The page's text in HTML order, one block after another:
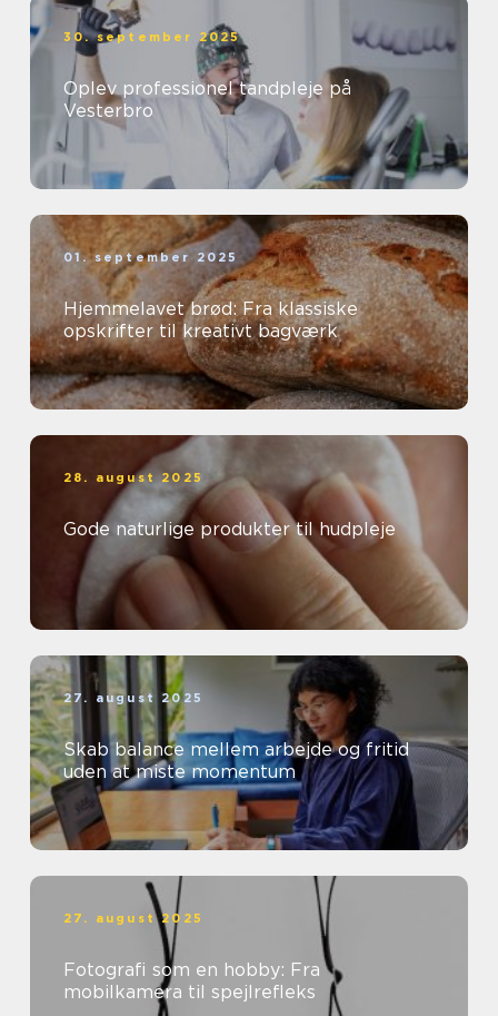
30. september 2025
Oplev professionel tandpleje på
Vesterbro
01. september 2025
Hjemmelavet brød: Fra klassiske
opskrifter til kreativt bagværk
28. august 2025
Gode naturlige produkter til hudpleje
27. august 2025
Skab balance mellem arbejde og fritid
uden at miste momentum
27. august 2025
Fotografi som en hobby: Fra
mobilkamera til spejlrefleks